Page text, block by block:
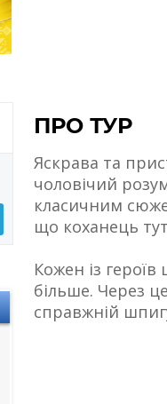
ПРО ТУР
Яскрава та
чоловічий
класичним
що коханець
Кожен із
більше. Через
справжній